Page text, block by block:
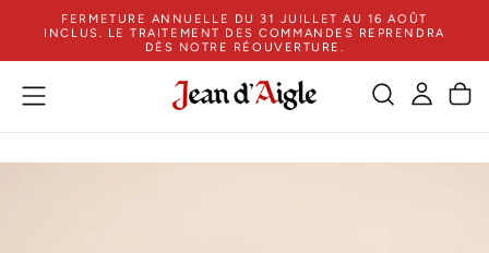
INHALT
FERMETURE ANNUELLE DU 31 JUILLET AU 16 AOÛT
INCLUS. LE TRAITEMENT DES COMMANDES REPRENDRA
DÈS NOTRE RÉOUVERTURE.